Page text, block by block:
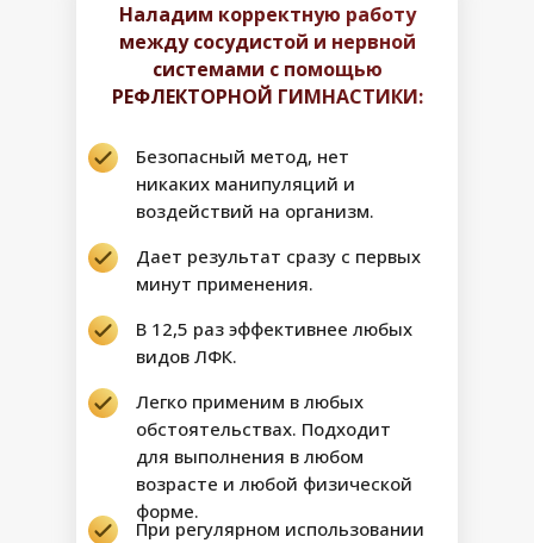
Наладим корректную работу
между сосудистой и нервной
системами с помощью
РЕФЛЕКТОРНОЙ ГИМНАСТИКИ:
Легко применим в любых
обстоятельствах. Подходит
для выполнения в любом
возрасте и любой физической
форме.
Дает результат сразу с первых
минут применения.
Безопасный метод, нет
никаких манипуляций и
воздействий на организм.
В 12,5 раз эффективнее любых
видов ЛФК.
При регулярном использовании